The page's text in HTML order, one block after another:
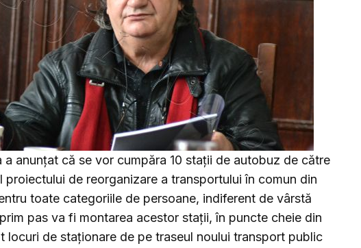
a anunțat că se vor cumpăra 10 stații de autobuz de către
proiectului de reorganizare a transportului în comun din
toate categoriile de persoane, indiferent de vârstă
pas va fi montarea acestor stații, în puncte cheie din
locuri de staționare de pe traseul noului transport public